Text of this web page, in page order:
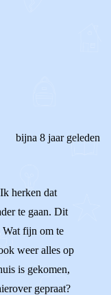
bijna 8 jaar geleden
herken dat
te gaan. Dit
Wat fijn om te
weer alles op
is gekomen,
gepraat?